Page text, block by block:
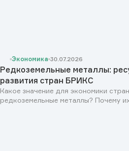
Экономика 30.07.2026
Редкоземельные металлы:
развития стран БРИКС
Какое значение для экономики
редкоземельные металлы? Почему